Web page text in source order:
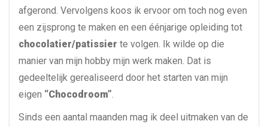
afgerond. Vervolgens koos ik ervoor om toch nog even
een zijsprong te maken en een éénjarige opleiding tot
chocolatier/patissier te volgen. Ik wilde op die
manier van mijn hobby mijn werk maken. Dat is
gedeeltelijk gerealiseerd door het starten van mijn
eigen “Chocodroom”
Sinds een aantal maanden mag ik deel uitmaken van de